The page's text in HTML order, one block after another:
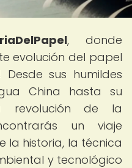
, donde
evolución del papel
sus humildes
China hasta su
revolución de la
un viaje
la historia, la técnica
y tecnológico